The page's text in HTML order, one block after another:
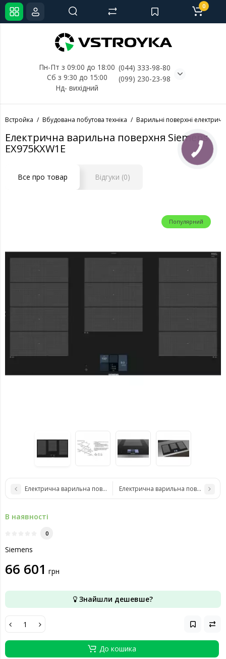
Пн-Пт з 09:00 до 18:00
Сб з 9:30 до 15:00
Нд- вихідний
(044) 333-98-80
(099) 230-23-98
0
Встройка Вбудована побутова техніка Варильні поверхні
Електрична варильна поверхня Siemens
EX975KXW1E
Все про товар Відгуки (0)
Популярний
Електрична варильна поверхня Siemens EX975LVV1E
Електрична варильна поверхня
В наявності
0
Siemens
66 601 грн
Знайшли дешевше?
До кошика
КНОПКА
СВЯЗИ